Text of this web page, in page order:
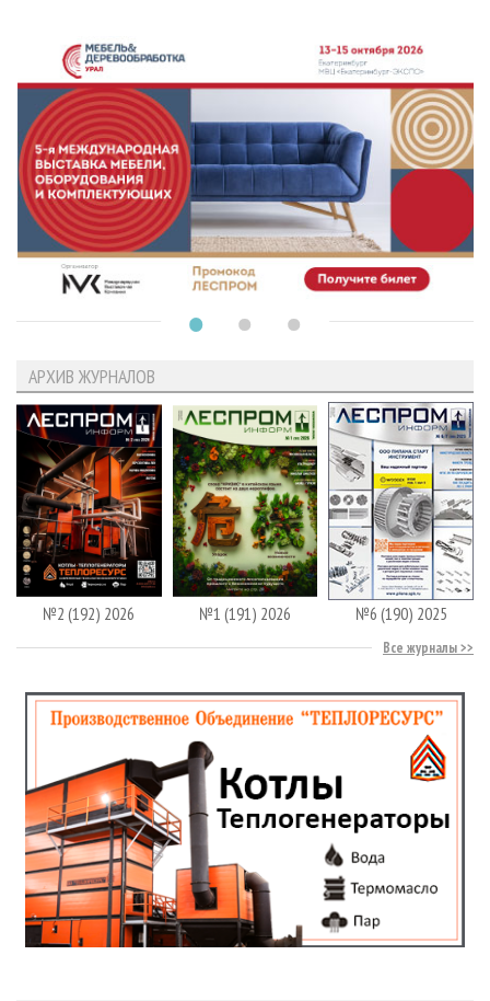
АРХИВ ЖУРНАЛОВ
№2 (192) 2026 №1 (191) 2026 №6 (190) 2025
Все журналы